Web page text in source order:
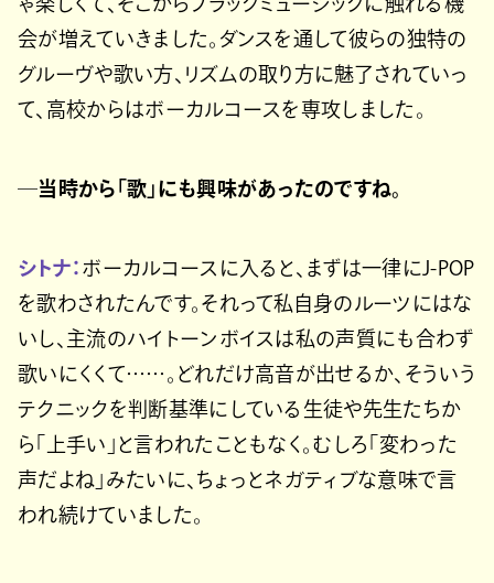
会が増えていきました。ダンスを通して彼らの独特の
グルーヴや歌い方、リズムの取り方に魅了されていっ
て、高校からはボーカルコースを専攻しました。
─当時から「歌」にも興味があったのですね。
シトナ： ボーカルコースに入ると、まずは一律にJ-POP
を歌わされたんです。それって私自身のルーツにはな
いし、主流のハイトーンボイスは私の声質にも合わず
歌いにくくて……。どれだけ高音が出せるか、そういう
テクニックを判断基準にしている生徒や先生たちか
ら「上手い」と言われたこともなく。むしろ「変わった
声だよね」みたいに、ちょっとネガティブな意味で言
われ続けていました。